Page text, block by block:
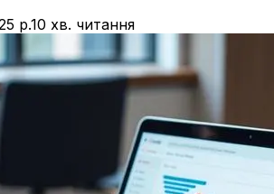
р.10 хв. читання